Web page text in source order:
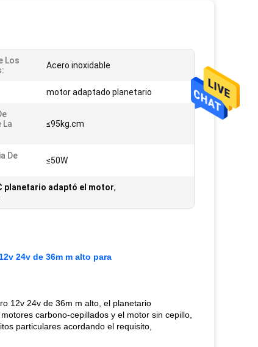
Los
Acero inoxidable
motor adaptado planetario
La
≤95kg.cm
De
≤50W
planetario adaptó el motor,
24v de 36m m alto para
12v 24v de 36m m alto, el planetario
carbono-cepillados y el motor sin cepillo,
particulares acordando el requisito,